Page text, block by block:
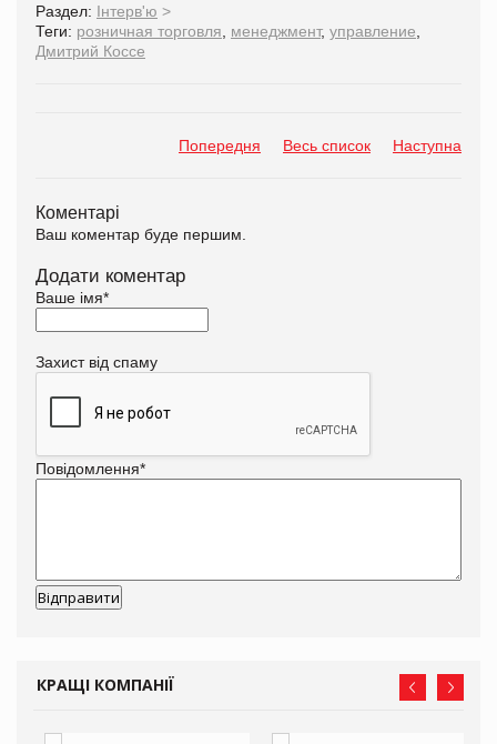
Раздел: Інтерв'ю >
Теги: розничная торговля менеджмент, управление
Дмитрий Коссе
Попередня Весь список Наступна
Коментарі
Ваш коментар буде першим.
Додати коментар
Ваше імя*
Захист від спаму
Повідомлення*
КРАЩІ КОМПАНІЇ